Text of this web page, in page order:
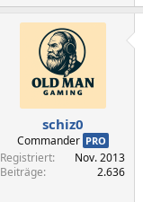
schiz0
Commander PRO
Registriert
Nov. 2013
Beiträge
2.636